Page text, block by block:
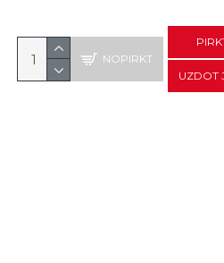
NOPIRKT
UZDOT